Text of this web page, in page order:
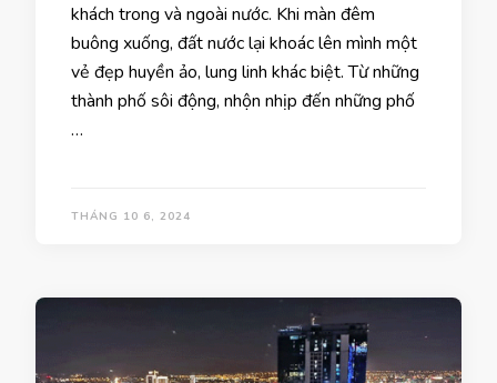
khách trong và ngoài nước. Khi màn đêm
buông xuống, đất nước lại khoác lên mình một
vẻ đẹp huyền ảo, lung linh khác biệt. Từ những
thành phố sôi động, nhộn nhịp đến những phố
…
THÁNG 10 6, 2024